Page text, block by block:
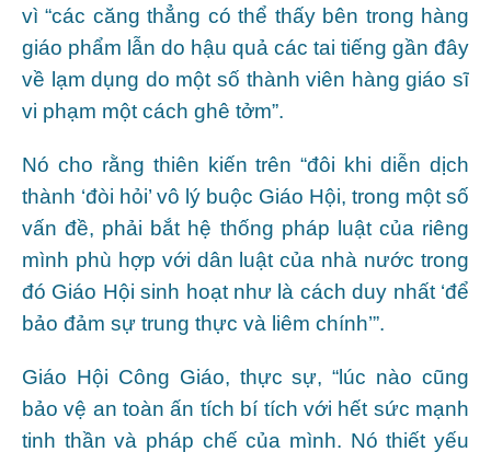
vì “các căng thẳng có thể thấy bên trong hàng
giáo phẩm lẫn do hậu quả các tai tiếng gần đây
về lạm dụng do một số thành viên hàng giáo sĩ
vi phạm một cách ghê tởm”.
Nó cho rằng thiên kiến trên “đôi khi diễn dịch
thành ‘đòi hỏi’ vô lý buộc Giáo Hội, trong một số
vấn đề, phải bắt hệ thống pháp luật của riêng
mình phù hợp với dân luật của nhà nước trong
đó Giáo Hội sinh hoạt như là cách duy nhất ‘để
bảo đảm sự trung thực và liêm chính’”.
Giáo Hội Công Giáo, thực sự, “lúc nào cũng
bảo vệ an toàn ấn tích bí tích với hết sức mạnh
tinh thần và pháp chế của mình. Nó thiết yếu